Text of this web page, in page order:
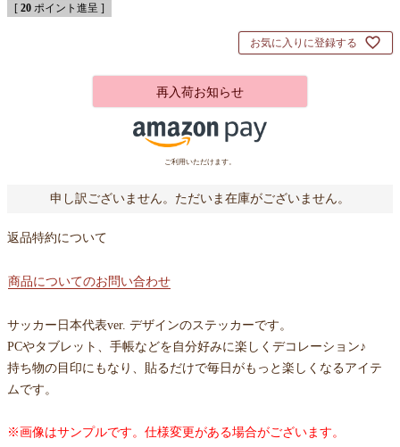
[ 20 ポイント進呈 ]
お気に入りに登録する
再入荷お知らせ
ご利用いただけます。
申し訳ございません。ただいま在庫がございません。
返品特約について
商品についてのお問い合わせ
サッカー日本代表ver. デザインのステッカーです。
PCやタブレット、手帳などを自分好みに楽しくデコレーション♪
持ち物の目印にもなり、貼るだけで毎日がもっと楽しくなるアイテ
ムです。
※画像はサンプルです。仕様変更がある場合がございます。